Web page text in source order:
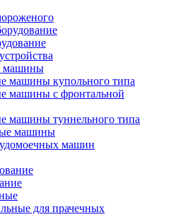
машины
машины купольного типа
машины с фронтальной
машины туннельного типа
машины
машин
для прачечных